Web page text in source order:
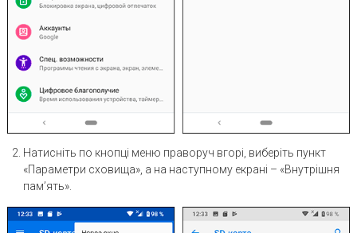
Натисніть по кнопці меню праворуч вгорі, виберіть пункт
«Параметри сховища», а на наступному екрані – «Внутрішня
пам’ять».